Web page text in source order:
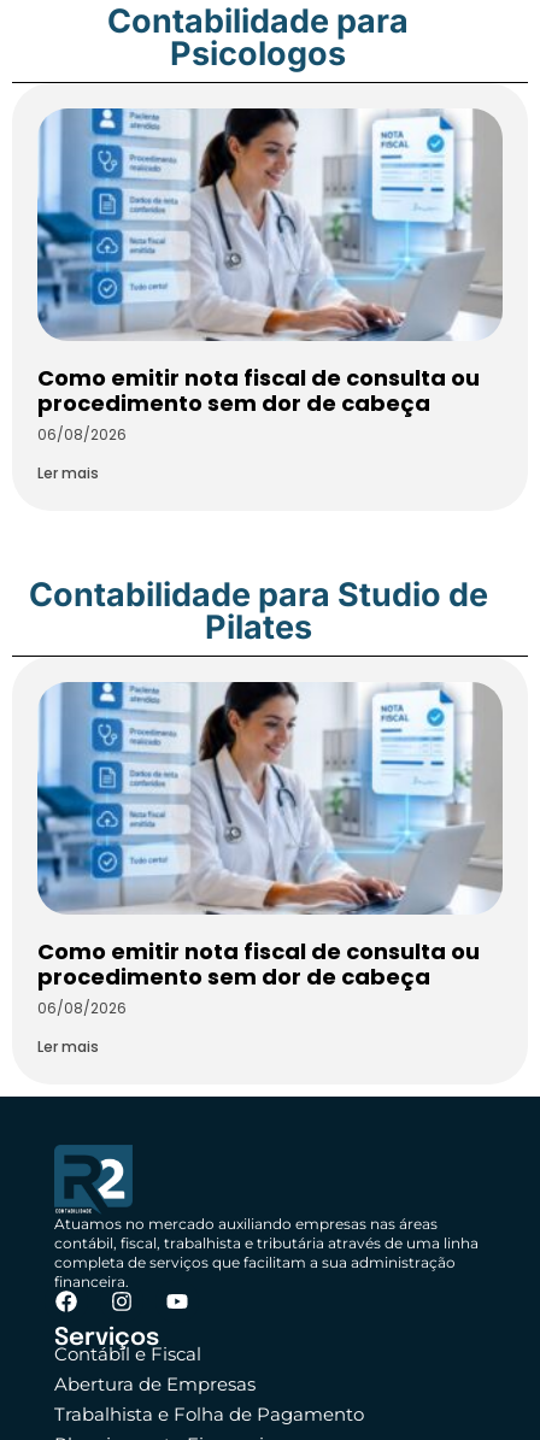
Contabilidade para
Psicologos
Como emitir nota fiscal de consulta ou
procedimento sem dor de cabeça
06/08/2026
Ler mais
Contabilidade para Studio de
Pilates
Como emitir nota fiscal de consulta ou
procedimento sem dor de cabeça
06/08/2026
Ler mais
Atuamos no mercado auxiliando empresas nas áreas
contábil, fiscal, trabalhista e tributária através de uma linha
completa de serviços que facilitam a sua administração
financeira.
Serviços
Contábil e Fiscal
Abertura de Empresas
Trabalhista e Folha de Pagamento